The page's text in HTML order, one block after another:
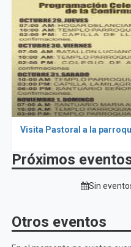
Visita Pastoral a la
Próximos
Sin
Otros eventos